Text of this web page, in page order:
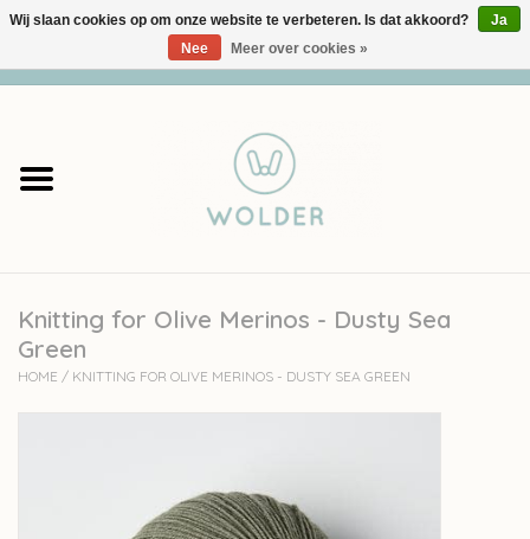
Garens
Accessoires
workshops
Knitting for Olive Merinos - Dusty Sea
Green
HOME / KNITTING FOR OLIVE MERINOS - DUSTY SEA GREEN
Wij slaan cookies op om onze website te verbeteren. Is dat akkoord?
Ja
Nee
Meer over cookies »